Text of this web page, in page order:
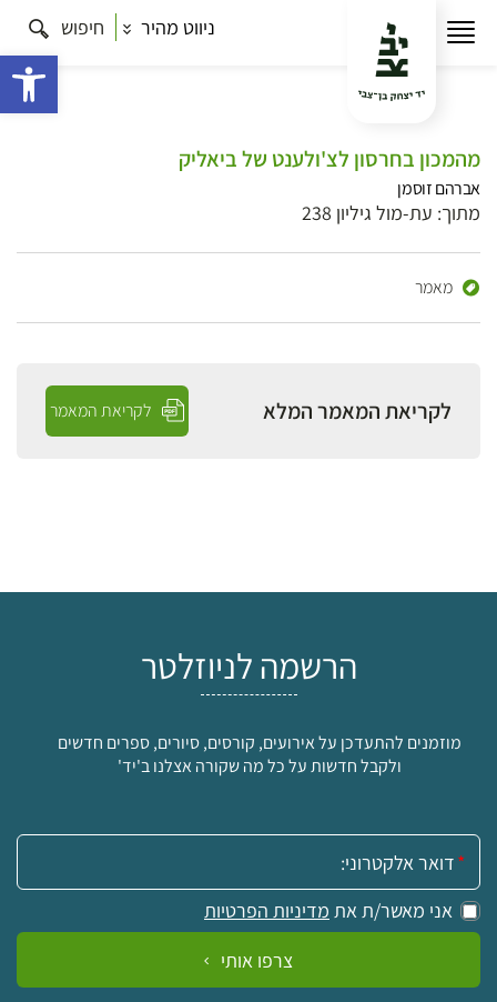
ניווט מהיר חיפוש
מהמכון בחרסון לצ'ולענט של ביאליק
אברהם זוסמן
מתוך: עת-מול גיליון 238
מאמר
לקריאת המאמר המלא לקריאת המאמר
הרשמה לניוזלטר
מוזמנים להתעדכן על אירועים, קורסים, סיורים, ספרים חדשים
ולקבל חדשות על כל מה שקורה אצלנו ב'יד'
אימייל:
אני מאשר/ת את מדיניות הפרטיות
צרפו אותי